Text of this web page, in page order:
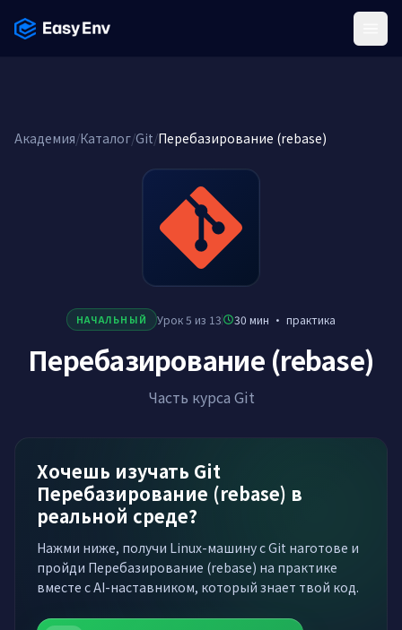
Академия/Каталог/Git/Перебазирование (rebase)
НАЧАЛЬНЫЙ Урок 5 из 13 30 мин ·практика
Перебазирование (rebase)
Часть курса Git
Хочешь изучать Git
Перебазирование (rebase) в
реальной среде?
Нажми ниже, получи Linux-машину с Git наготове и
пройди Перебазирование (rebase) на практике
вместе с AI-наставником, который знает твой код.